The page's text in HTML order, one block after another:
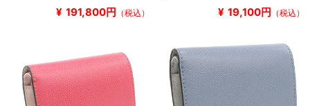
¥ 191,800円 （税込） ¥ 19,100円 （税込）